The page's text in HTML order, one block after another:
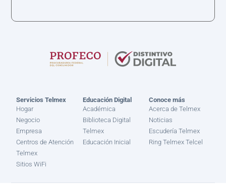
Servicios Telmex
Hogar
Negocio
Empresa
Centros de Atención
Telmex
Sitios WiFi
Educación Digital
Académica
Biblioteca Digital
Telmex
Educación Inicial
Conoce más
Acerca de Telmex
Noticias
Escudería Telmex
Ring Telmex Telcel